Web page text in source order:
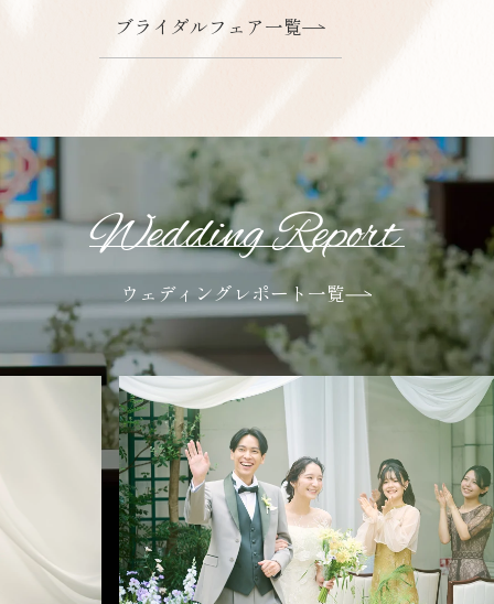
ブライダルフェア一覧
Wedding Report
ウェディングレポート一覧